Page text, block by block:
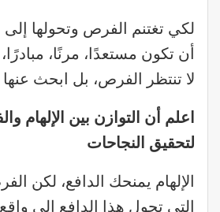
لكي تغتنم الفرص وتحولها إلى
أن تكون مستعدًا، مرنًا،
لا تنتظر الفرص، بل ابحث
اعلم أن التوازن بين الإلهام
لتحقيق النجاحات
الإلهام يمنحك الدافع، لكن
التي تحول هذا الدافع إلى